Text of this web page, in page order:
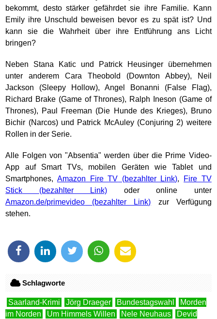
bekommt, desto stärker gefährdet sie ihre Familie. Kann
Emily ihre Unschuld beweisen bevor es zu spät ist? Und
kann sie die Wahrheit über ihre Entführung ans Licht
bringen?
Neben Stana Katic und Patrick Heusinger übernehmen
unter anderem Cara Theobold (Downton Abbey), Neil
Jackson (Sleepy Hollow), Angel Bonanni (False Flag),
Richard Brake (Game of Thrones), Ralph Ineson (Game of
Thrones), Paul Freeman (Die Hunde des Krieges), Bruno
Bichir (Narcos) und Patrick McAuley (Conjuring 2) weitere
Rollen in der Serie.
Alle Folgen von "Absentia" werden über die Prime Video-
App auf Smart TVs, mobilen Geräten wie Tablet und
Smartphones, Amazon Fire TV ,
Fire TV
Stick
oder online unter
Amazon.de/primevideo
zur Verfügung
stehen.
Schlagworte
Saarland-Krimi Jörg Draeger Bundestagswahl
Morden
im Norden
Um Himmels Willen Nele Neuhaus
Devid